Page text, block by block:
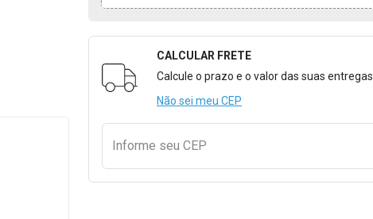
Formulário para Calcular o Frete
CALCULAR FRETE
Calcule o prazo e o valor das suas entregas
Não sei meu CEP
Informe seu CEP